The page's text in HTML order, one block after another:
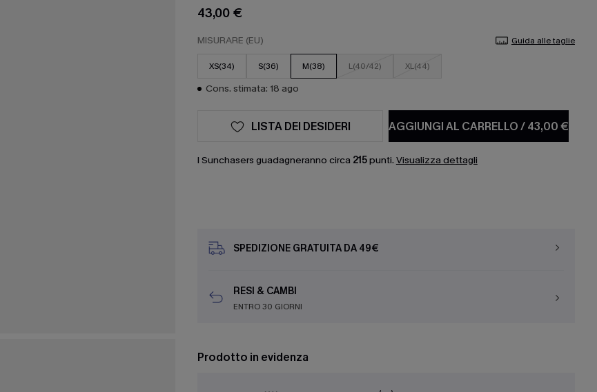
43,00 €
MISURARE (EU) Guida alle taglie
XS(34) S(36) M(38) L(40/42) XL(44)
Cons. stimata: 18 ago
AGGIUNGI AL CARRELLO/43,00 €
LISTA DEI DESIDERI
I Sunchasers guadagneranno circa 215punti. Visualizza dettagli
SPEDIZIONE GRATUITA DA 49€
RESI & CAMBI
ENTRO 30 GIORNI
Prodotto in evidenza